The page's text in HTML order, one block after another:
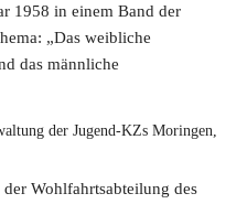
1958 in einem Band der
„Das weibliche
das männliche
der Jugend-KZs Moringen,
Wohlfahrtsabteilung des